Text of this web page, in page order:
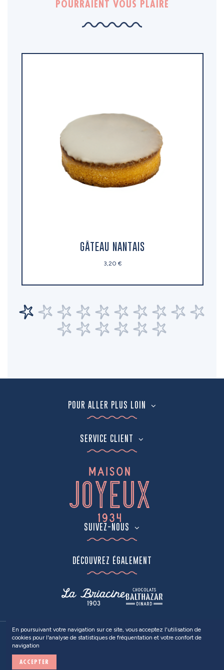
POURRAIENT VOUS PLAIRE
GÂTEAU NANTAIS
3,20 €
POUR ALLER PLUS LOIN
SERVICE CLIENT
SUIVEZ-NOUS
DÉCOUVREZ ÉGALEMENT
2024MAISON JOYEUX
En poursuivant votre navigation sur ce site, vous acceptez l'utilisation de
cookies pour l'analyse de statistiques de fréquentation et votre confort de
navigation
ACCEPTER